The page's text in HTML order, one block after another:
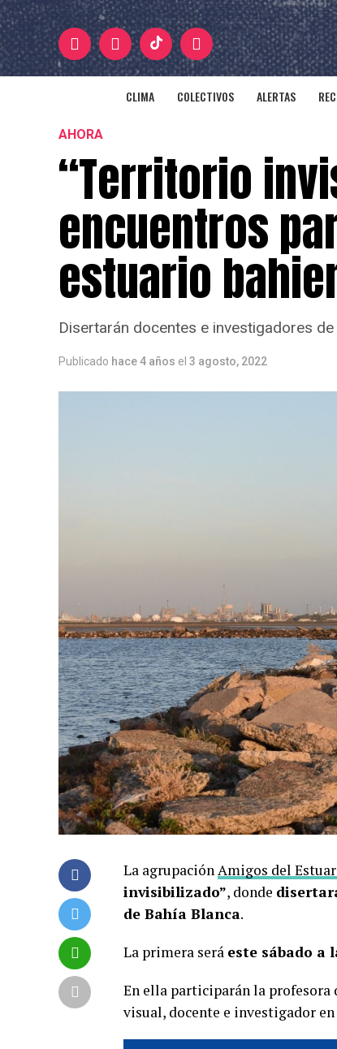
CLIMA COLECTIVOS ALERTAS
AHORA
“Territorio
encuentros
estuario
Disertarán docentes e investigadores de
Publicado hace 4 años el 3 agosto, 2022
La agrupaciónAmigos del
invisibilizado”, donde
de Bahía Blanca.
La primera será este sábado a
En ella participarán la profesora
visual, docente e investigador